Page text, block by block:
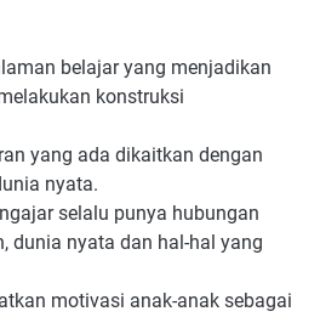
belajar yang menjadikan
konstruksi
yang ada dikaitkan dengan
nyata.
selalu punya hubungan
dunia nyata dan hal-hal yang
motivasi anak-anak sebagai